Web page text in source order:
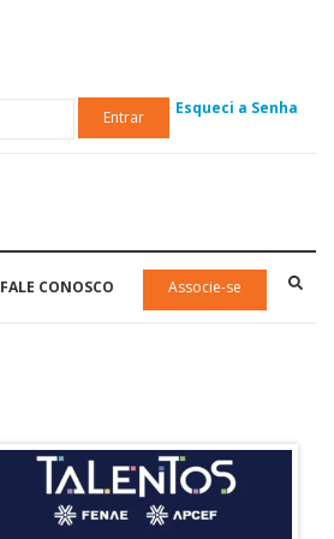
Entrar Esqueci a Senha
FALE CONOSCO Associe-se